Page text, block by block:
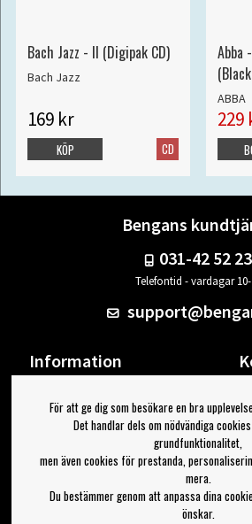
Bach Jazz - II (Digipak CD)
Bach Jazz
169 kr
CD
KÖP
Abba
ABBA
229
Bengans
031-42 52 23
Telefontid - vardagar
Information
Om Bengans
FAQ / Köp- & Leveransvillkor
Jag vill ha tips från
För att ge dig som besökare en bra
Det handlar dels om nödvändiga
grundfunktionalitet,
men även cookies för prestanda,
mera.
Du bestämmer genom att anpassa dina
önskar.